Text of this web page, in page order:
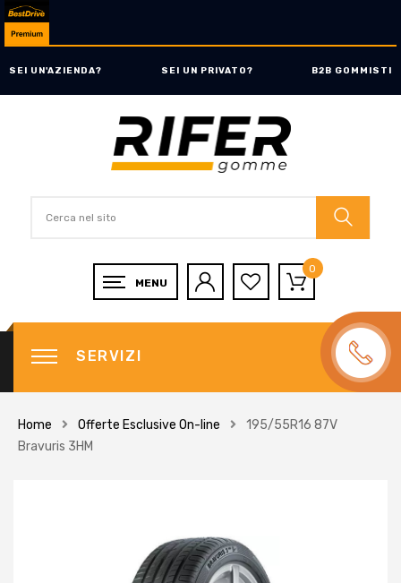
SEI UN'AZIENDA? SEI UN PRIVATO? B2B GOMMISTI
0
SERVIZI
Home Offerte Esclusive On-line
195/55R16 87V
Bravuris 3HM